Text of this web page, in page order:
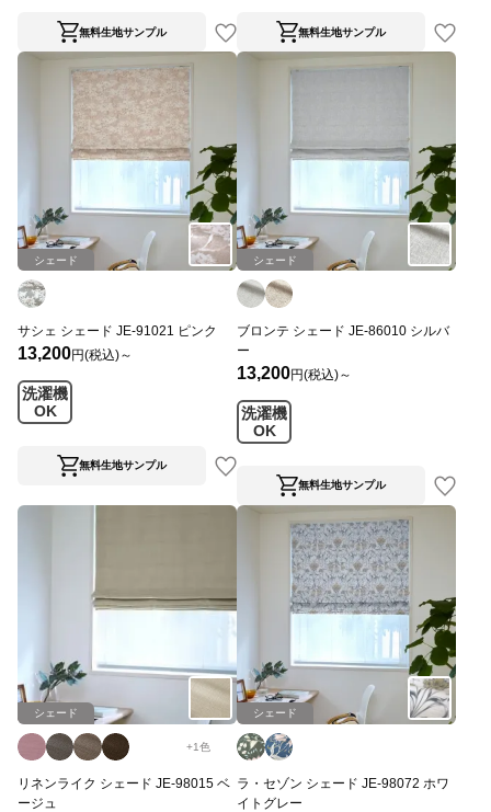
無料生地サンプル 無料生地サンプル
シェード
サシェ シェード JE-91021 ピンク
13,200円(税込)～
洗濯機
OK
無料生地サンプル
シェード
ブロンテ シェード JE-86010 シルバ
ー
13,200円(税込)～
洗濯機
OK
無料生地サンプル
シェード
+1色
リネンライク シェード JE-98015 ベ
ージュ
シェード
ラ・セゾン シェード JE-98072 ホワ
イトグレー